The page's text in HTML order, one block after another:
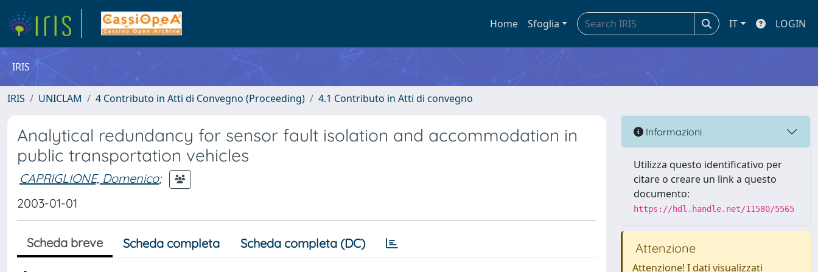
Home Sfoglia IT LOGIN
IRIS
IRIS UNICLAM 4 Contributo in Atti di Convegno (Proceeding) 4.1 Contributo in Atti di convegno
Analytical redundancy for sensor fault isolation and accommodation in
public transportation vehicles
CAPRIGLIONE, Domenico;
2003-01-01
Scheda breve Scheda completa Scheda completa (DC)
Informazioni
Utilizza questo identificativo per
citare o creare un link a questo
documento:
https://hdl.handle.net/11580/5565
Attenzione
Attenzione! I dati visualizzati